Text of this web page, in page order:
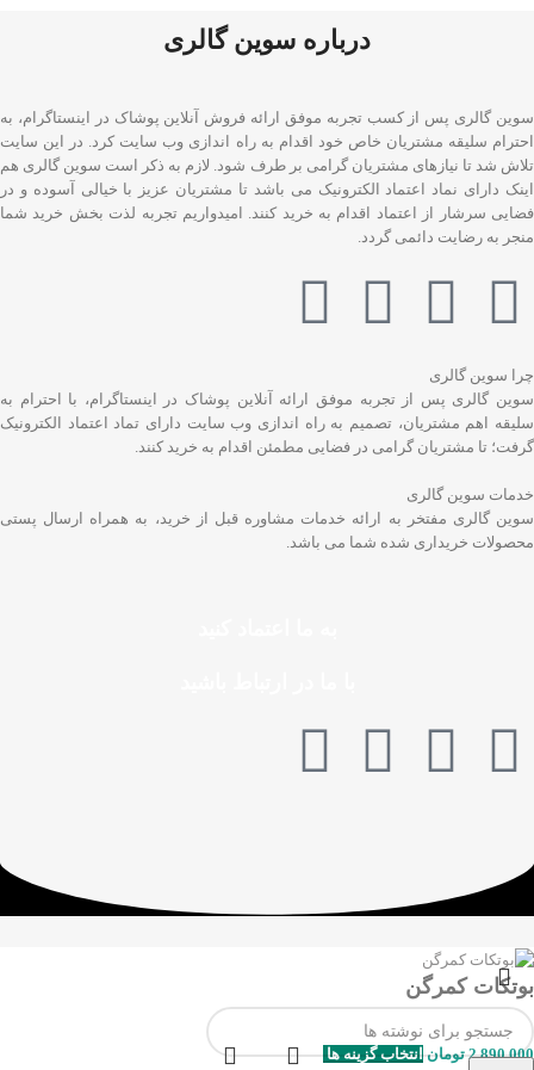
درباره سوین گالری
سوین گالری پس از کسب تجربه موفق ارائه فروش آنلاین پوشاک در اینستاگرام، به
احترام سلیقه مشتریان خاص خود اقدام به راه اندازی وب سایت کرد. در این سایت
تلاش شد تا نیازهای مشتریان گرامی بر طرف شود. لازم به ذکر است سوین گالری هم
اینک دارای نماد اعتماد الکترونیک می باشد تا مشتریان عزیز با خیالی آسوده و در
فضایی سرشار از اعتماد اقدام به خرید کنند. امیدواریم تجربه لذت بخش خرید شما
منجر به رضایت دائمی گردد.
چرا سوین گالری
سوین گالری پس از تجربه موفق ارائه آنلاین پوشاک در اینستاگرام، با احترام به
سلیقه اهم مشتریان، تصمیم به راه اندازی وب سایت دارای تماد اعتماد الکترونیک
گرفت؛ تا مشتریان گرامی در فضایی مطمئن اقدام به خرید کنند.
خدمات سوین گالری
سوین گالری مفتخر به ارائه خدمات مشاوره قبل از خرید، به همراه ارسال پستی
محصولات خریداری شده شما می باشد.
بوتکات کمرگن
2.890.000 تومان انتخاب گزینه ها